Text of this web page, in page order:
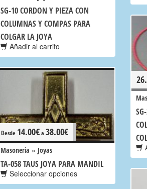
SG-10 CORDON Y PIEZA CON
COLUMNAS Y COMPAS PARA
COLGAR LA JOYA
Añadir al carrito
Desde 14.00€a 38.00€
Masoneria » Joyas
TA-058 TAUS JOYA PARA MANDIL
Seleccionar opciones